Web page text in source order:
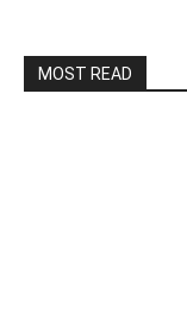
MOST READ